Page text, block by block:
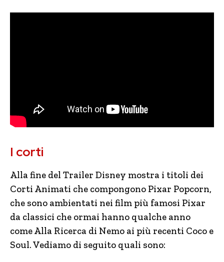
I corti
Alla fine del Trailer Disney mostra i titoli dei
Corti Animati che compongono Pixar Popcorn,
che sono ambientati nei film più famosi Pixar
da classici che ormai hanno qualche anno
come Alla Ricerca di Nemo ai più recenti Coco e
Soul. Vediamo di seguito quali sono: